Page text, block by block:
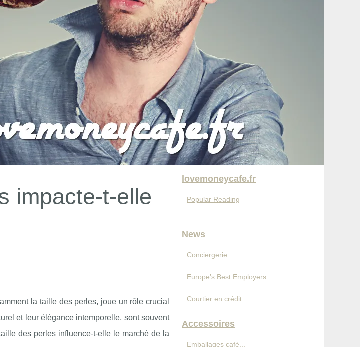
impacte-t-elle
la taille des perles, joue un rôle crucial
et leur élégance intemporelle, sont souvent
des perles influence-t-elle le marché de la
lovemoneycafe.fr
Popular Reading
News
Conciergerie...
Europe’s Best Employers...
Courtier en crédit...
Accessoires
Emballages café...